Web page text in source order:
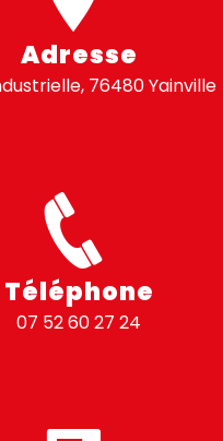
Adresse
76480 Yainville
Téléphone
07 52 60 27 24